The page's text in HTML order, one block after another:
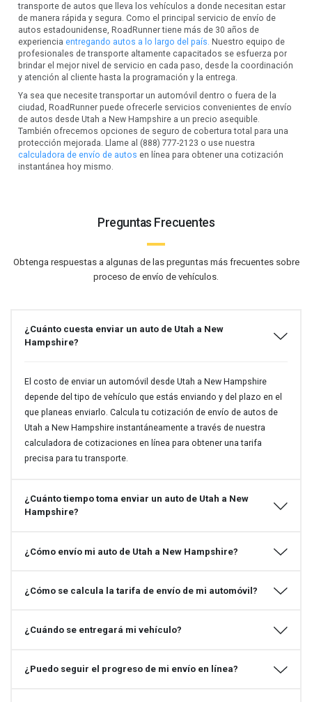
transporte de autos que lleva los vehículos a donde necesitan estar
de manera rápida y segura. Como el principal servicio de envío de
autos estadounidense, RoadRunner tiene más de 30 años de
experienciaentregando autos a lo largo del país. Nuestro equipo de
profesionales de transporte altamente capacitados se esfuerza por
brindar el mejor nivel de servicio en cada paso, desde la coordinación
y atención al cliente hasta la programación y la entrega.
Ya sea que necesite transportar un automóvil dentro o fuera de la
ciudad, RoadRunner puede ofrecerle servicios convenientes de envío
de autos desde Utah a New Hampshire a un precio asequible.
También ofrecemos opciones de seguro de cobertura total para una
protección mejorada. Llame al (888) 777-2123 o use nuestra
calculadora de envío de autos en línea para obtener una cotización
instantánea hoy mismo.
Preguntas Frecuentes
Obtenga respuestas a algunas de las preguntas más frecuentes sobre
proceso de envío de vehículos.
¿Cuánto cuesta enviar un auto de Utah a New
Hampshire?
El costo de enviar un automóvil desde Utah a New Hampshire
depende del tipo de vehículo que estás enviando y del plazo en el
que planeas enviarlo. Calcula tu cotización de envío de autos de
Utah a New Hampshire instantáneamente a través de nuestra
calculadora de cotizaciones en línea para obtener una tarifa
precisa para tu transporte.
¿Cuánto tiempo toma enviar un auto de Utah a New
Hampshire?
¿Cómo envío mi auto de Utah a New Hampshire?
¿Cómo se calcula la tarifa de envío de mi automóvil?
¿Cuándo se entregará mi vehículo?
¿Puedo seguir el progreso de mi envío en línea?